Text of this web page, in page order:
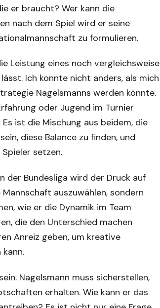
er braucht? Wer kann die
nach dem Spiel wird er seine
zu formulieren.
Leistung eines noch vergleichsweise
Ich konnte nicht anders, als mich
Nagelsmanns werden könnte.
oder Jugend im Turnier
ist die Mischung aus beidem, die
diese Balance zu finden, und
setzen.
der Bundesliga wird der Druck auf
auszuwählen, sondern
wie er die Dynamik im Team
die den Unterschied machen
Anreiz geben, um kreative
Nagelsmann muss sicherstellen,
erhalten. Wie kann er das